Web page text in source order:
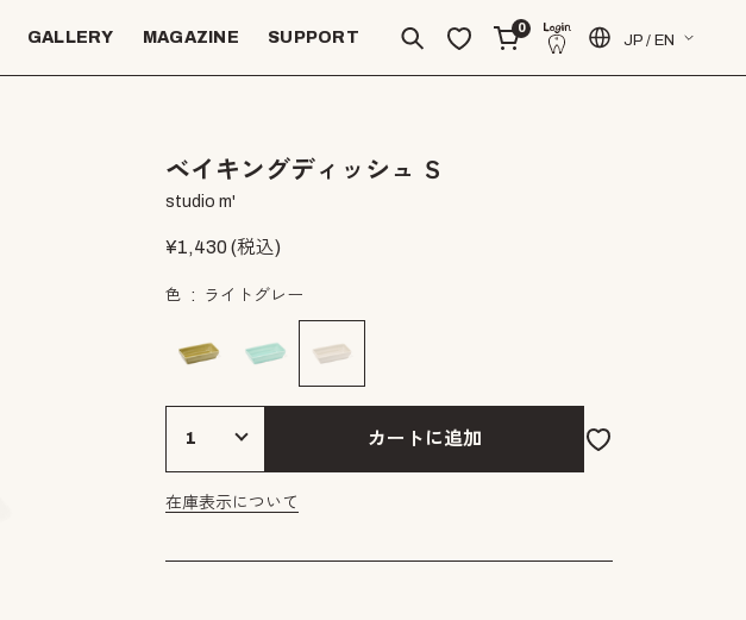
GALLERY MAGAZINE SUPPORT
0
JP / EN
ベイキングディッシュ Ｓ
studio m'
¥1,430(税込)
色 ライトグレー
カートに追加
在庫表示について